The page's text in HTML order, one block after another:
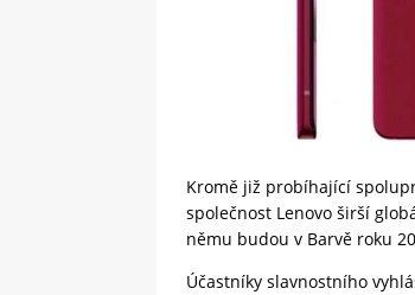
Kromě již probíhající
společnost Lenovo širší
němu budou v Barvě roku
Účastníky slavnostního